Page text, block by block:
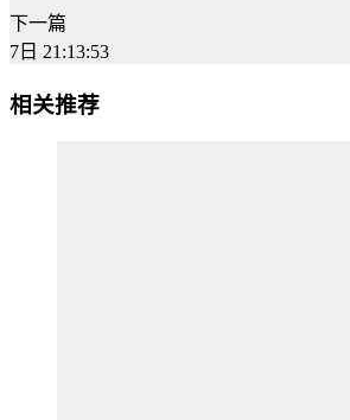
下一篇
7日 21:13:53
相关推荐